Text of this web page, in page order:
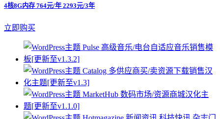
4核8G内存 764元/年 2293元/3年
立即购买